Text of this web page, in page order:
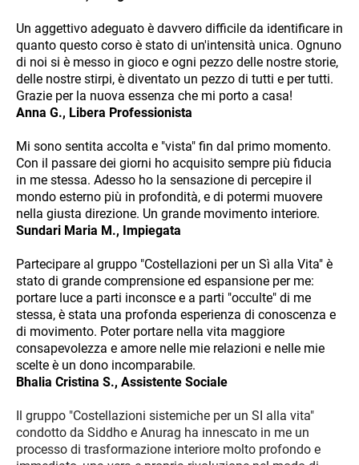
Un aggettivo adeguato è davvero difficile da identificare in
quanto questo corso è stato di un'intensità unica. Ognuno
di noi si è messo in gioco e ogni pezzo delle nostre storie,
delle nostre stirpi, è diventato un pezzo di tutti e per tutti.
Grazie per la nuova essenza che mi porto a casa!
Anna G., Libera Professionista
Mi sono sentita accolta e "vista" fin dal primo momento.
Con il passare dei giorni ho acquisito sempre più fiducia
in me stessa. Adesso ho la sensazione di percepire il
mondo esterno più in profondità, e di potermi muovere
nella giusta direzione. Un grande movimento interiore.
Sundari Maria M., Impiegata
Partecipare al gruppo "Costellazioni per un Sì alla Vita" è
stato di grande comprensione ed espansione per me:
portare luce a parti inconsce e a parti "occulte" di me
stessa, è stata una profonda esperienza di conoscenza e
di movimento. Poter portare nella vita maggiore
consapevolezza e amore nelle mie relazioni e nelle mie
scelte è un dono incomparabile.
Bhalia Cristina S., Assistente Sociale
Il gruppo "Costellazioni sistemiche per un SI alla vita"
condotto da Siddho e Anurag ha innescato in me un
processo di trasformazione interiore molto profondo e